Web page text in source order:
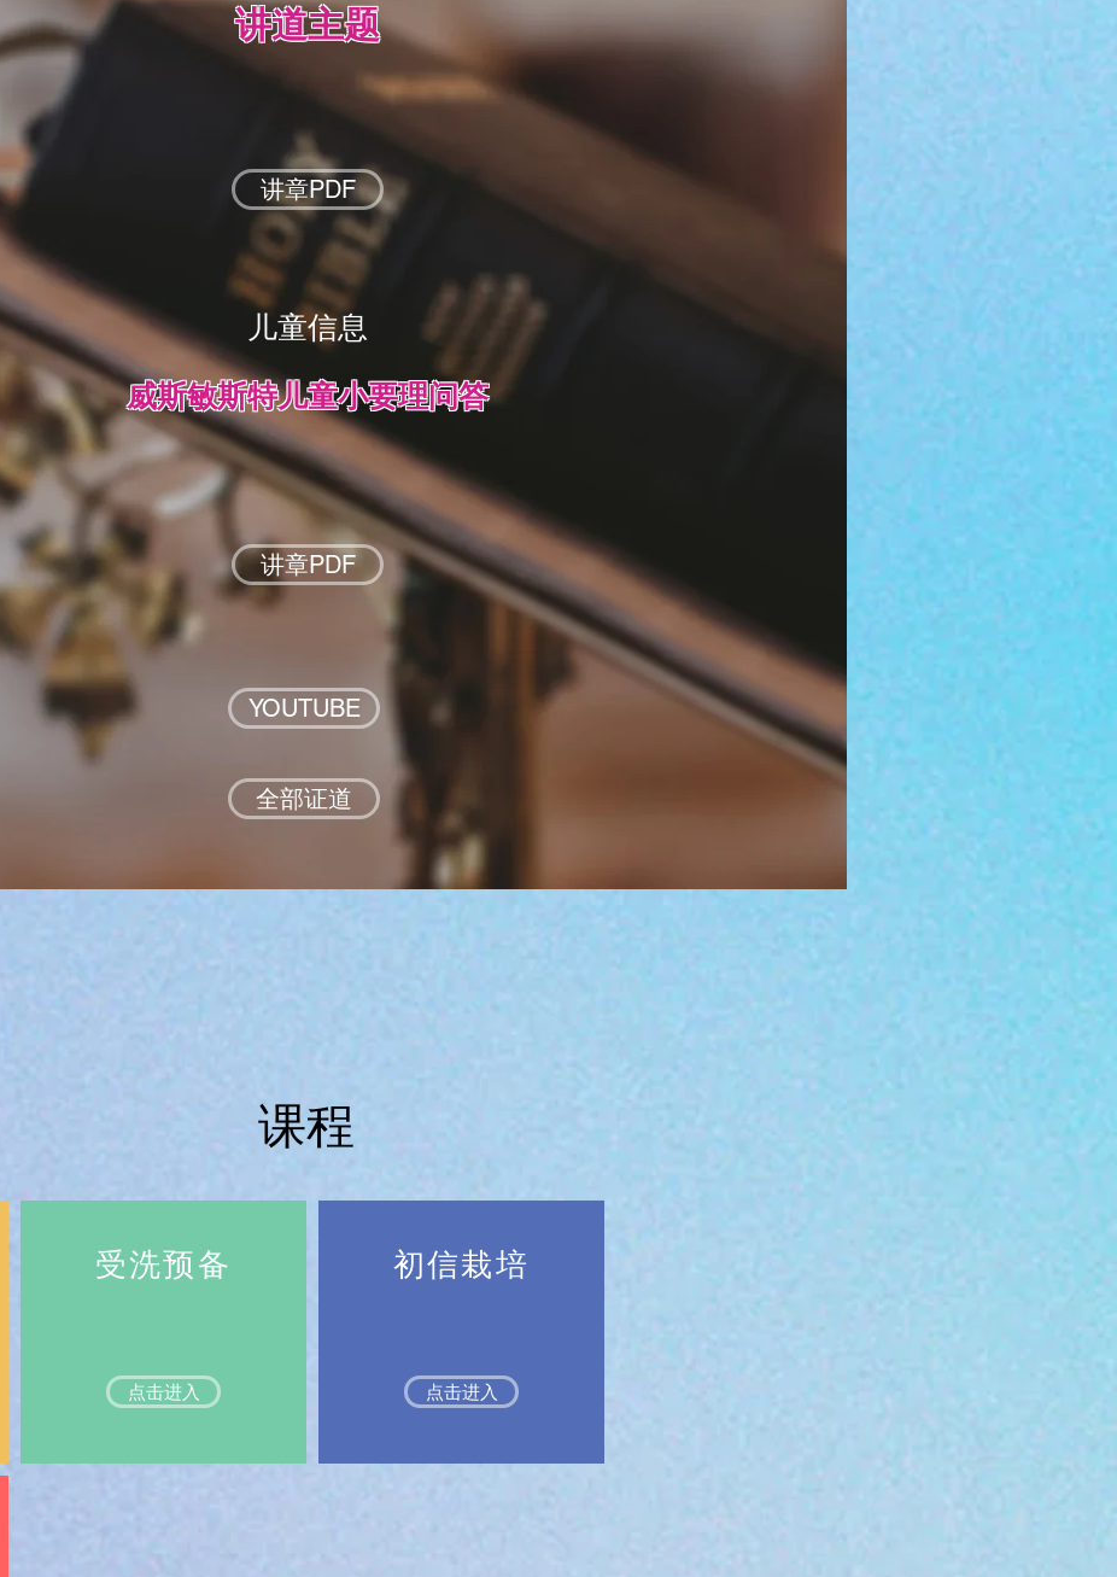
讲道主题
讲章PDF
儿童信息
威斯敏斯特儿童小要理问答
讲章PDF
YOUTUBE
全部证道
课程
受洗预备
点击进入
初信栽培
点击进入